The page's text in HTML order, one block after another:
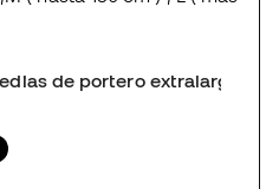
de portero extralargas